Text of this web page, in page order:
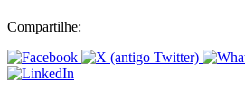
Compartilhe: